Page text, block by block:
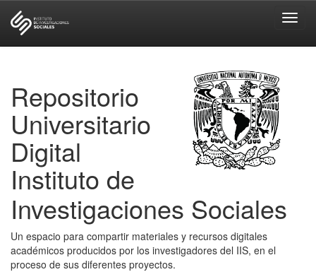
Repositorio
Universitario
Digital
Instituto de
Investigaciones Sociales
Un espacio para compartir materiales y recursos digitales
académicos producidos por los investigadores del IIS, en el
proceso de sus diferentes proyectos.